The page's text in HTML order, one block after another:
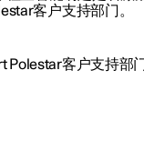
客户支持部门。
Polestar客户支持部